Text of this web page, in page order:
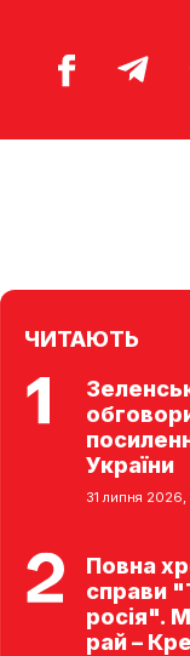
ЧИТАЮТЬ
України
31 липня 2026,
Повна
справи
росія".
рай –